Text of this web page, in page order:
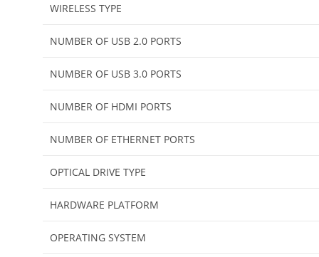
WIRELESS TYPE
NUMBER OF USB 2.0 PORTS
NUMBER OF USB 3.0 PORTS
NUMBER OF HDMI PORTS
NUMBER OF ETHERNET PORTS
OPTICAL DRIVE TYPE
HARDWARE PLATFORM
OPERATING SYSTEM